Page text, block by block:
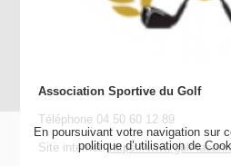
En poursuivant votre navigation sur
politique d’utilisation de
Association Sportive du Golf
Téléphone 04 50 60 12 89
Site internet:https://www.golf-